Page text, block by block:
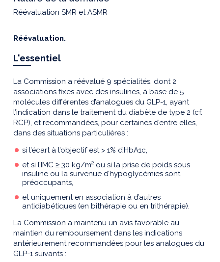
Réévaluation SMR et ASMR
Réévaluation.
L'essentiel
La Commission a réévalué 9 spécialités, dont 2
associations fixes avec des insulines, à base de 5
molécules différentes d’analogues du GLP-1, ayant
l’indication dans le traitement du diabète de type 2 (cf.
RCP), et recommandées, pour certaines d’entre elles,
dans des situations particulières :
si l’écart à l’objectif est > 1% d’HbA1c,
et si l’IMC ≥ 30 kg/m² ou si la prise de poids sous
insuline ou la survenue d’hypoglycémies sont
préoccupants,
et uniquement en association à d’autres
antidiabétiques (en bithérapie ou en trithérapie).
La Commission a maintenu un avis favorable au
maintien du remboursement dans les indications
antérieurement recommandées pour les analogues du
GLP-1 suivants :